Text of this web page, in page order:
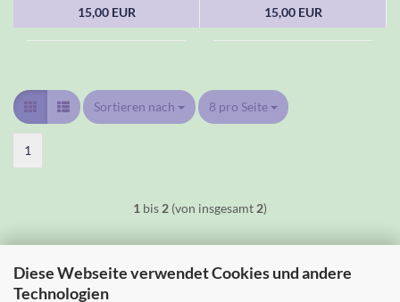
Diese Webseite verwendet Cookies und andere
Technologien
15,00 EUR 15,00 EUR
Sortieren nach
Sortieren nach 8 pro Seite
pro Seite
1
1 bis 2 (von insgesamt 2)